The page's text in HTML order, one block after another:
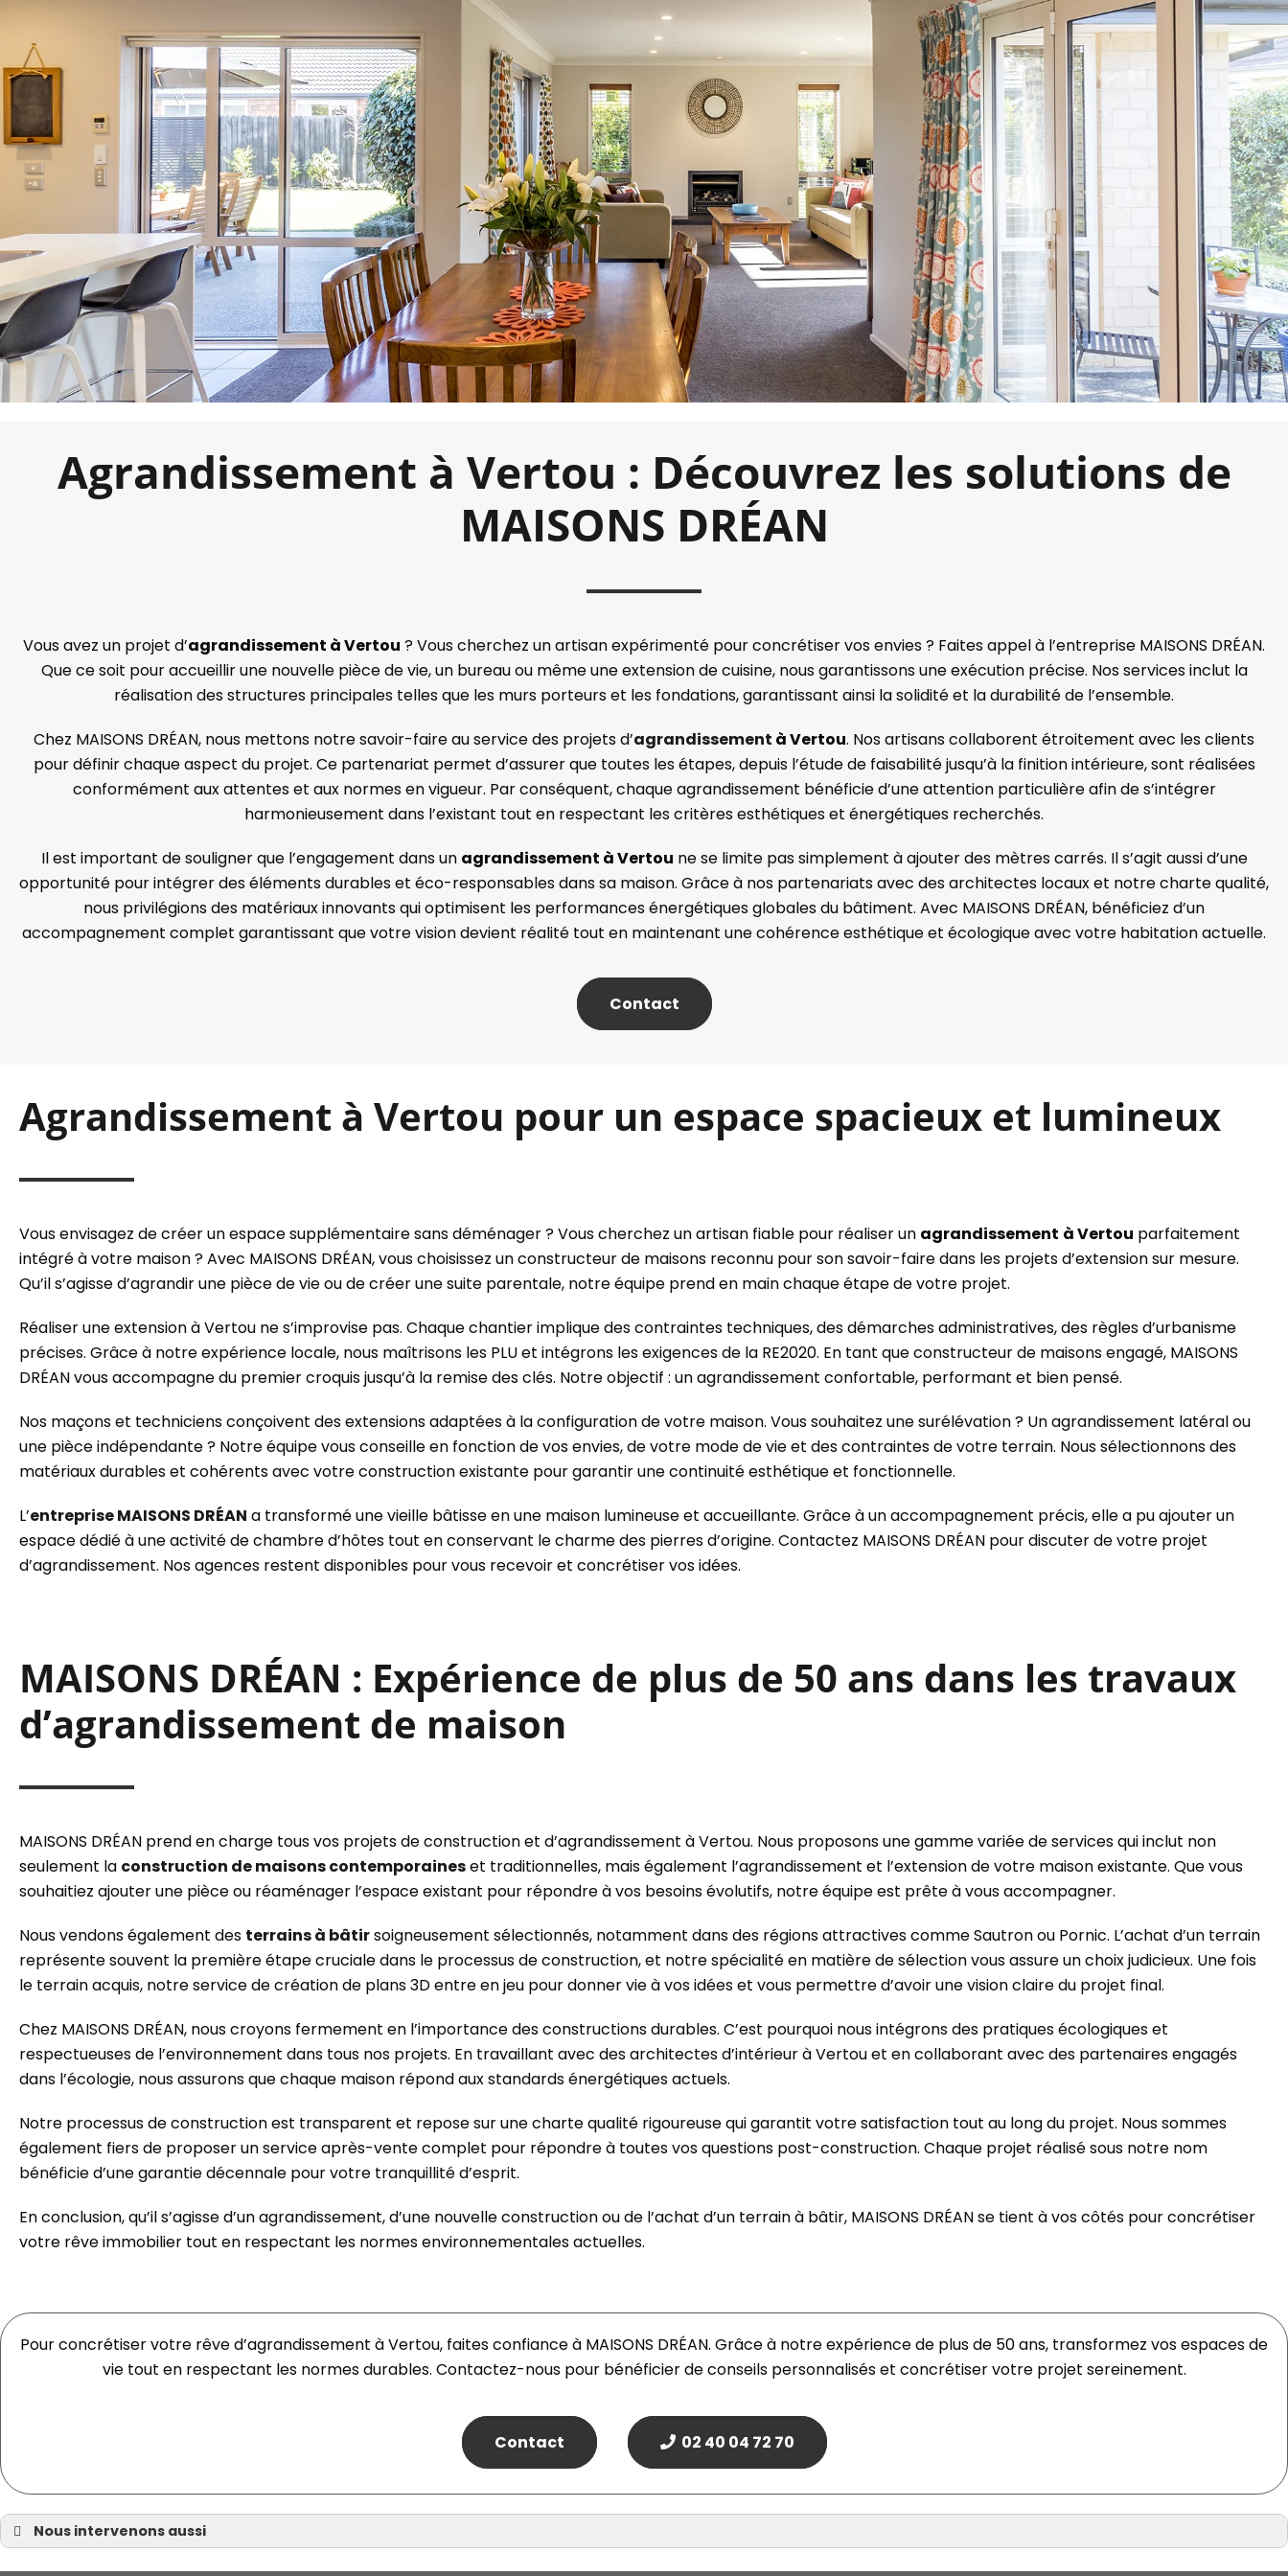
Agrandissement à Vertou : Découvrez les solutions de
MAISONS DRÉAN
Vous avez un projet d’agrandissement à Vertou ? Vous cherchez un artisan expérimenté pour concrétiser vos envies ? Faites appel à l’entreprise MAISONS DRÉAN.
Que ce soit pour accueillir une nouvelle pièce de vie, un bureau ou même une extension de cuisine, nous garantissons une exécution précise. Nos services inclut la
réalisation des structures principales telles que les murs porteurs et les fondations, garantissant ainsi la solidité et la durabilité de l’ensemble.
Chez MAISONS DRÉAN, nous mettons notre savoir-faire au service des projets d’agrandissement à Vertou. Nos artisans collaborent étroitement avec les clients
pour définir chaque aspect du projet. Ce partenariat permet d’assurer que toutes les étapes, depuis l’étude de faisabilité jusqu’à la finition intérieure, sont réalisées
conformément aux attentes et aux normes en vigueur. Par conséquent, chaque agrandissement bénéficie d’une attention particulière afin de s’intégrer
harmonieusement dans l’existant tout en respectant les critères esthétiques et énergétiques recherchés.
Il est important de souligner que l’engagement dans un agrandissement à Vertou ne se limite pas simplement à ajouter des mètres carrés. Il s’agit aussi d’une
opportunité pour intégrer des éléments durables et éco-responsables dans sa maison. Grâce à nos partenariats avec des architectes locaux et notre charte qualité,
nous privilégions des matériaux innovants qui optimisent les performances énergétiques globales du bâtiment. Avec MAISONS DRÉAN, bénéficiez d’un
accompagnement complet garantissant que votre vision devient réalité tout en maintenant une cohérence esthétique et écologique avec votre habitation actuelle.
Contact
Agrandissement à Vertou pour un espace spacieux et lumineux
Vous envisagez de créer un espace supplémentaire sans déménager ? Vous cherchez un artisan fiable pour réaliser un agrandissement à Vertou parfaitement
intégré à votre maison ? Avec MAISONS DRÉAN, vous choisissez un constructeur de maisons reconnu pour son savoir-faire dans les projets d’extension sur mesure.
Qu’il s’agisse d’agrandir une pièce de vie ou de créer une suite parentale, notre équipe prend en main chaque étape de votre projet.
Réaliser une extension à Vertou ne s’improvise pas. Chaque chantier implique des contraintes techniques, des démarches administratives, des règles d’urbanisme
précises. Grâce à notre expérience locale, nous maîtrisons les PLU et intégrons les exigences de la RE2020. En tant que constructeur de maisons engagé, MAISONS
DRÉAN vous accompagne du premier croquis jusqu’à la remise des clés. Notre objectif : un agrandissement confortable, performant et bien pensé.
Nos maçons et techniciens conçoivent des extensions adaptées à la configuration de votre maison. Vous souhaitez une surélévation ? Un agrandissement latéral ou
une pièce indépendante ? Notre équipe vous conseille en fonction de vos envies, de votre mode de vie et des contraintes de votre terrain. Nous sélectionnons des
matériaux durables et cohérents avec votre construction existante pour garantir une continuité esthétique et fonctionnelle.
L’entreprise MAISONS DRÉAN a transformé une vieille bâtisse en une maison lumineuse et accueillante. Grâce à un accompagnement précis, elle a pu ajouter un
espace dédié à une activité de chambre d’hôtes tout en conservant le charme des pierres d’origine. Contactez MAISONS DRÉAN pour discuter de votre projet
d’agrandissement. Nos agences restent disponibles pour vous recevoir et concrétiser vos idées.
MAISONS DRÉAN : Expérience de plus de 50 ans dans les travaux
d’agrandissement de maison
MAISONS DRÉAN prend en charge tous vos projets de construction et d’agrandissement à Vertou. Nous proposons une gamme variée de services qui inclut non
seulement la construction de maisons contemporaineset traditionnelles, mais également l’agrandissement et l’extension de votre maison existante. Que vous
souhaitiez ajouter une pièce ou réaménager l’espace existant pour répondre à vos besoins évolutifs, notre équipe est prête à vous accompagner.
Nous vendons également des terrains à bâtirsoigneusement sélectionnés, notamment dans des régions attractives comme Sautron ou Pornic. L’achat d’un terrain
représente souvent la première étape cruciale dans le processus de construction, et notre spécialité en matière de sélection vous assure un choix judicieux. Une fois
le terrain acquis, notre service de création de plans 3D entre en jeu pour donner vie à vos idées et vous permettre d’avoir une vision claire du projet final.
Chez MAISONS DRÉAN, nous croyons fermement en l’importance des constructions durables. C’est pourquoi nous intégrons des pratiques écologiques et
respectueuses de l’environnement dans tous nos projets. En travaillant avec des architectes d’intérieur à Vertou et en collaborant avec des partenaires engagés
dans l’écologie, nous assurons que chaque maison répond aux standards énergétiques actuels.
Notre processus de construction est transparent et repose sur une charte qualité rigoureuse qui garantit votre satisfaction tout au long du projet. Nous sommes
également fiers de proposer un service après-vente complet pour répondre à toutes vos questions post-construction. Chaque projet réalisé sous notre nom
bénéficie d’une garantie décennale pour votre tranquillité d’esprit.
En conclusion, qu’il s’agisse d’un agrandissement, d’une nouvelle construction ou de l’achat d’un terrain à bâtir, MAISONS DRÉAN se tient à vos côtés pour concrétiser
votre rêve immobilier tout en respectant les normes environnementales actuelles.
Pour concrétiser votre rêve d’agrandissement à Vertou, faites confiance à MAISONS DRÉAN. Grâce à notre expérience de plus de 50 ans, transformez vos espaces de
vie tout en respectant les normes durables. Contactez-nous pour bénéficier de conseils personnalisés et concrétiser votre projet sereinement.
Contact 02 40 04 72 70
Nous intervenons aussi